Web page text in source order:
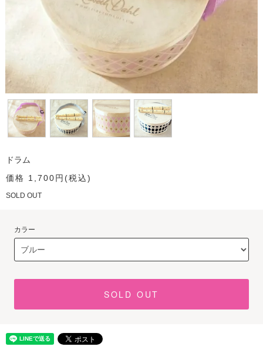
ドラム
価格 1,700円(税込)
SOLD OUT
カラー
SOLD OUT